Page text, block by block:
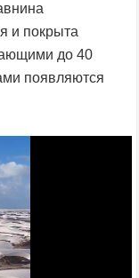
и покрыта
до 40
появляются